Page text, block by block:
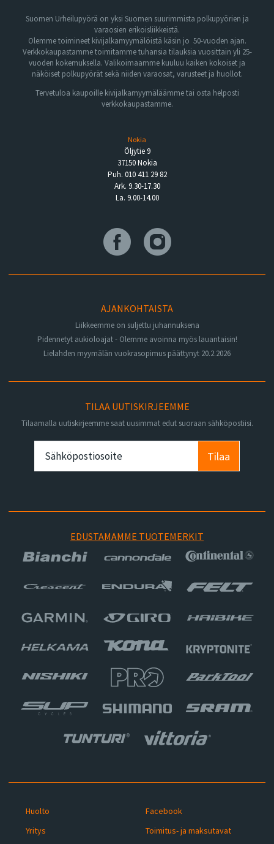
Suomen Urheilupyörä on yksi Suomen suurimmista polkupyörien ja
varaosien erikoisliikkeistä.
Olemme toimineet kivijalkamyymälöistä käsin jo 50-vuoden ajan.
Verkkokaupastamme toimitamme tuhansia tilauksia vuosittain yli 25-
vuoden kokemuksella. Valikoimaamme kuuluu kaiken kokoiset ja
näköiset polkupyörät sekä niiden varaosat, varusteet ja huollot.
Tervetuloa kaupoille kivijalkamyymäläämme tai osta helposti
verkkokaupastamme.
Nokia
Öljytie 9
37150 Nokia
Puh. 010 411 29 82
Ark. 9.30-17.30
La. 9.00-14.00
AJANKOHTAISTA
Liikkeemme on suljettu juhannuksena
Pidennetyt aukioloajat - Olemme avoinna myös lauantaisin!
Lielahden myymälän vuokrasopimus päättynyt 20.2.2026
TILAA UUTISKIRJEEMME
Tilaamalla uutiskirjeemme saat uusimmat edut suoraan sähköpostiisi.
Tilaa
EDUSTAMAMME TUOTEMERKIT
Huolto
Yritys
Facebook
Toimitus- ja maksutavat